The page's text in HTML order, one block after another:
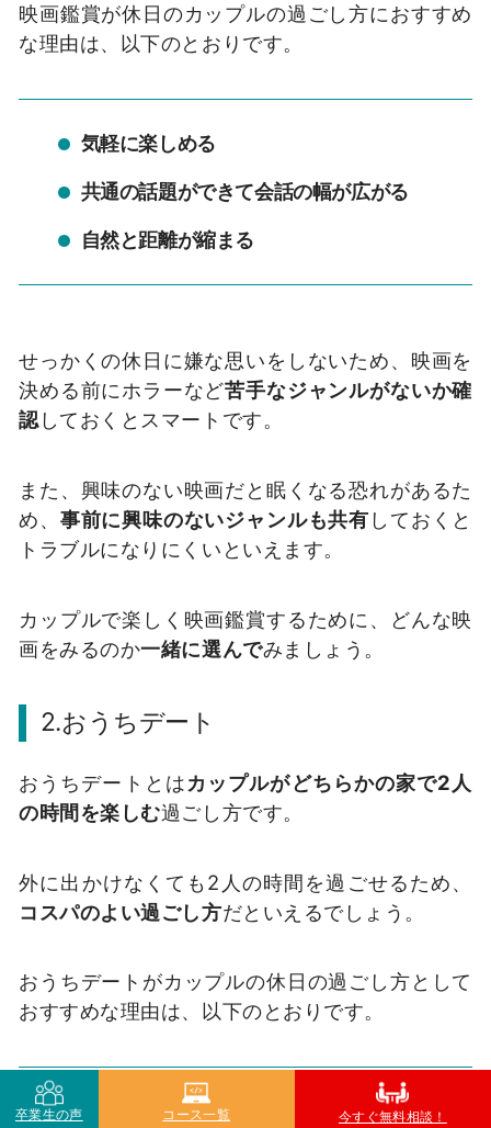
映画鑑賞が休日のカップルの過ごし方におすすめ
な理由は、以下のとおりです。
気軽に楽しめる
共通の話題ができて会話の幅が広がる
自然と距離が縮まる
せっかくの休日に嫌な思いをしないため、映画を
決める前にホラーなど苦手なジャンルがないか確
認しておくとスマートです。
また、興味のない映画だと眠くなる恐れがあるた
め、 事前に興味のないジャンルも共有 しておくと
トラブルになりにくいといえます。
カップルで楽しく映画鑑賞するために、どんな映
画をみるのか一緒に選んでみましょう。
2.おうちデート
おうちデートとはカップルがどちらかの家で2人
の時間を楽しむ過ごし方です。
外に出かけなくても2人の時間を過ごせるため、
コスパのよい過ごし方だといえるでしょう。
おうちデートがカップルの休日の過ごし方として
おすすめな理由は、以下のとおりです。
自然体で楽しめる
卒業生の声 コース一覧 今すぐ無料相談！